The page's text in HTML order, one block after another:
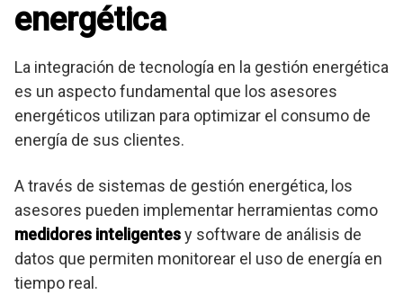
energética
La integración de tecnología en la gestión energética
es un aspecto fundamental que los asesores
energéticos utilizan para optimizar el consumo de
energía de sus clientes.
A través de sistemas de gestión energética, los
asesores pueden implementar herramientas como
medidores inteligentesy software de análisis de
datos que permiten monitorear el uso de energía en
tiempo real.